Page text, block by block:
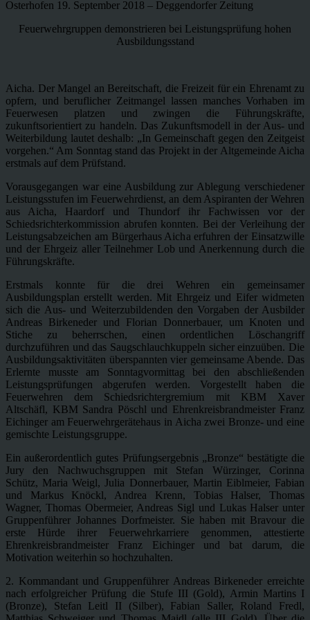
Osterhofen 19. September 2018 – Deggendorfer Zeitung
Feuerwehrgruppen demonstrieren bei Leistungsprüfung hohen
Ausbildungsstand
Aicha. Der Mangel an Bereitschaft, die Freizeit für ein Ehrenamt zu
opfern, und beruflicher Zeitmangel lassen manches Vorhaben im
Feuerwesen platzen und zwingen die Führungskräfte,
zukunftsorientiert zu handeln. Das Zukunftsmodell in der Aus- und
Weiterbildung lautet deshalb: „In Gemeinschaft gegen den Zeitgeist
vorgehen.“ Am Sonntag stand das Projekt in der Altgemeinde Aicha
erstmals auf dem Prüfstand.
Vorausgegangen war eine Ausbildung zur Ablegung verschiedener
Leistungsstufen im Feuerwehrdienst, an dem Aspiranten der Wehren
aus Aicha, Haardorf und Thundorf ihr Fachwissen vor der
Schiedsrichterkommission abrufen konnten. Bei der Verleihung der
Leistungsabzeichen am Bürgerhaus Aicha erfuhren der Einsatzwille
und der Ehrgeiz aller Teilnehmer Lob und Anerkennung durch die
Führungskräfte.
Erstmals konnte für die drei Wehren ein gemeinsamer
Ausbildungsplan erstellt werden. Mit Ehrgeiz und Eifer widmeten
sich die Aus- und Weiterzubildenden den Vorgaben der Ausbilder
Andreas Birkeneder und Florian Donnerbauer, um Knoten und
Stiche zu beherrschen, einen ordentlichen Löschangriff
durchzuführen und das Saugschlauchkuppeln sicher einzuüben. Die
Ausbildungsaktivitäten überspannten vier gemeinsame Abende. Das
Erlernte musste am Sonntagvormittag bei den abschließenden
Leistungsprüfungen abgerufen werden. Vorgestellt haben die
Feuerwehren dem Schiedsrichtergremium mit KBM Xaver
Altschäfl, KBM Sandra Pöschl und Ehrenkreisbrandmeister Franz
Eichinger am Feuerwehrgerätehaus in Aicha zwei Bronze- und eine
gemischte Leistungsgruppe.
Ein außerordentlich gutes Prüfungsergebnis „Bronze“ bestätigte die
Jury den Nachwuchsgruppen mit Stefan Würzinger, Corinna
Schütz, Maria Weigl, Julia Donnerbauer, Martin Eiblmeier, Fabian
und Markus Knöckl, Andrea Krenn, Tobias Halser, Thomas
Wagner, Thomas Obermeier, Andreas Sigl und Lukas Halser unter
Gruppenführer Johannes Dorfmeister. Sie haben mit Bravour die
erste Hürde ihrer Feuerwehrkarriere genommen, attestierte
Ehrenkreisbrandmeister Franz Eichinger und bat darum, die
Motivation weiterhin so hochzuhalten.
2. Kommandant und Gruppenführer Andreas Birkeneder erreichte
nach erfolgreicher Prüfung die Stufe III (Gold), Armin Martins I
(Bronze), Stefan Leitl II (Silber), Fabian Saller, Roland Fredl,